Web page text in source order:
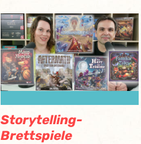
Storytelling-
Brettspiele